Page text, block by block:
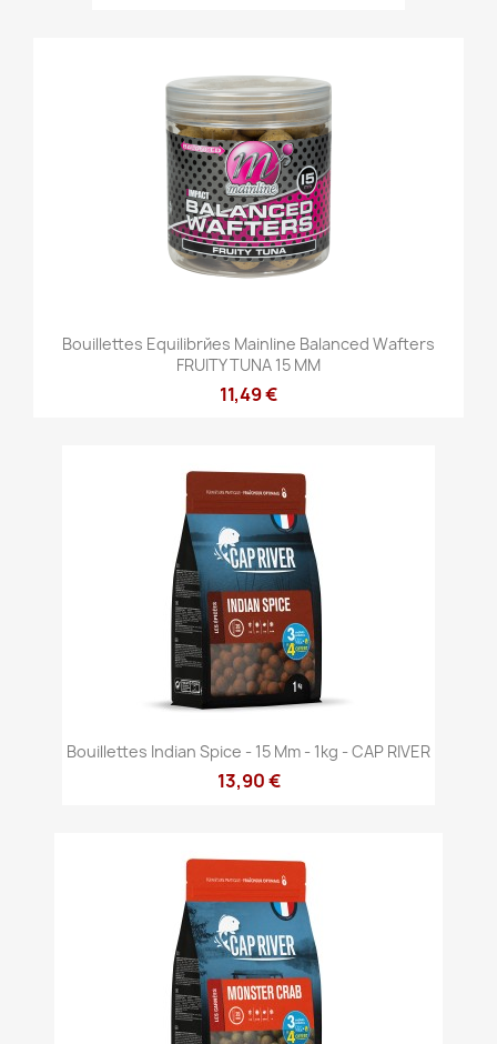
Bouillettes Equilibrйes Mainline Balanced Wafters
FRUITY TUNA 15 MM
11,49 €
Bouillettes Indian Spice - 15 Mm - 1kg - CAP RIVER
13,90 €